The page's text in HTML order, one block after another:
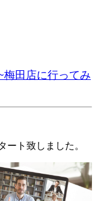
梅田店に行ってみ
ート致しました。